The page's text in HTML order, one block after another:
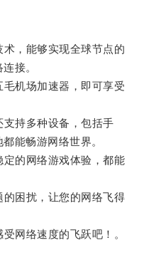
，能够实现全球节点的
接。
机场加速器，即可享受
持多种设备，包括手
能畅游网络世界。
的网络游戏体验，都能
困扰，让您的网络飞得
网络速度的飞跃吧！。